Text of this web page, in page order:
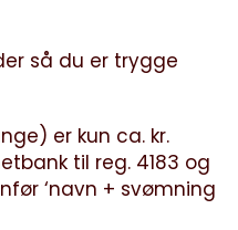
så du er trygge
er kun ca. kr.
til reg. 4183 og
‘navn + svømning